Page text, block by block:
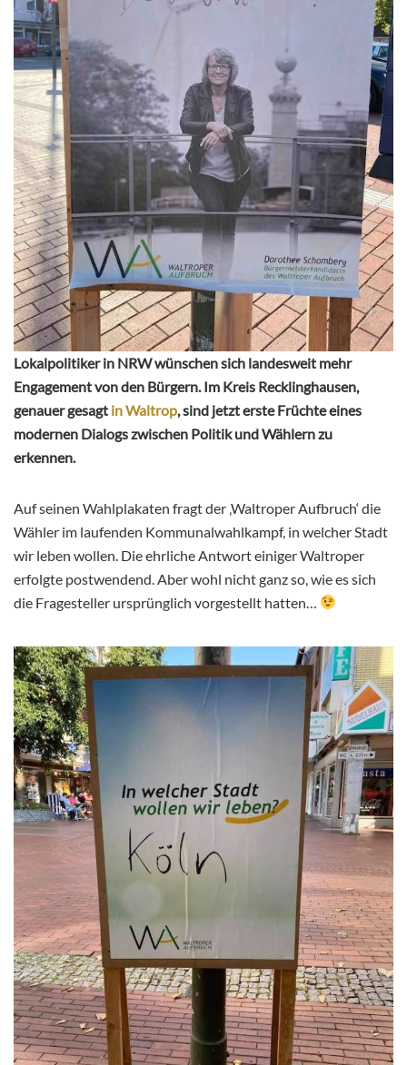
Lokalpolitiker in NRW wünschen sich landesweit mehr
Engagement von den Bürgern. Im Kreis Recklinghausen,
genauer gesagt in Waltrop, sind jetzt erste Früchte eines
modernen Dialogs zwischen Politik und Wählern zu
erkennen.
Auf seinen Wahlplakaten fragt der ‚Waltroper Aufbruch‘ die
Wähler im laufenden Kommunalwahlkampf, in welcher Stadt
wir leben wollen. Die ehrliche Antwort einiger Waltroper
erfolgte postwendend. Aber wohl nicht ganz so, wie es sich
die Fragesteller ursprünglich vorgestellt hatten…